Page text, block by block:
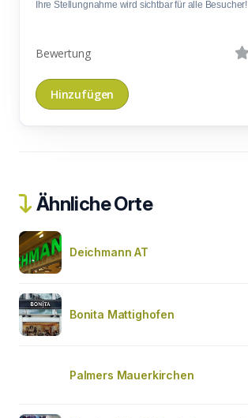
Ihre Stellungnahme wird sichtbar für alle Besucher!
Bewertung
Ähnliche Orte
Deichmann AT
Bonita Mattighofen
Palmers Mauerkirchen